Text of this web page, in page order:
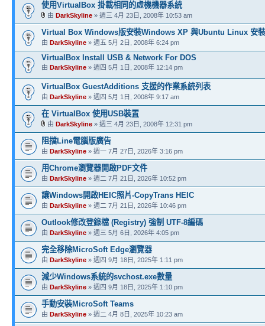
使用VirtualBox 掛載相同的虛機機器系統
由 DarkSkyline » 週三 4月 23日, 2008年 10:53 am
Virtual Box Windows版安裝Windows XP 與Ubuntu Linux 安
由 DarkSkyline » 週五 5月 2日, 2008年 6:24 pm
VirtualBox Install USB & Network For DOS
由 DarkSkyline » 週四 5月 1日, 2008年 12:14 pm
VirtualBox GuestAdditions 支援的作業系統列表
由 DarkSkyline » 週四 5月 1日, 2008年 9:17 am
在 VirtualBox 使用USB裝置
由 DarkSkyline » 週三 4月 23日, 2008年 12:31 pm
阻擋Line電腦版廣告
由 DarkSkyline » 週一 7月 27日, 2026年 3:16 pm
用Chrome瀏覽器開啟PDF文件
由 DarkSkyline » 週二 7月 21日, 2026年 10:52 pm
讓Windows開啟HEIC照片-CopyTrans HEIC
由 DarkSkyline » 週二 7月 21日, 2026年 10:46 pm
Outlook修改登錄檔 (Registry) 強制 UTF-8編碼
由 DarkSkyline » 週三 5月 6日, 2026年 4:05 pm
完全移除MicroSoft Edge瀏覽器
由 DarkSkyline » 週四 9月 18日, 2025年 1:11 pm
減少Windows系統的svchost.exe數量
由 DarkSkyline » 週四 9月 18日, 2025年 1:10 pm
手動安裝MicroSoft Teams
由 DarkSkyline » 週二 4月 8日, 2025年 10:23 am